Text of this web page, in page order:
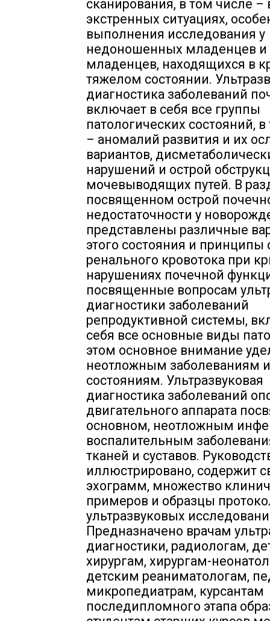
сканирования, в том числе –
экстренных ситуациях,
выполнения исследования у
недоношенных младенцев и
младенцев, находящихся в
тяжелом состоянии.
диагностика заболеваний
включает в себя все группы
патологических состояний,
– аномалий развития и их
вариантов,
нарушений и острой
мочевыводящих путей. В
посвященном острой
недостаточности у
представлены различные
этого состояния и принципы
ренального кровотока при
нарушениях почечной
посвященные вопросам
диагностики заболеваний
репродуктивной системы,
себя все основные виды
этом основное внимание
неотложным заболеваниям и
состояниям. Ультразвуковая
диагностика заболеваний
двигательного аппарата
основном, неотложным
воспалительным
тканей и суставов.
иллюстрировано, содержит
эхограмм, множество
примеров и образцы
ультразвуковых
Предназначено врачам
диагностики, радиологам,
хирургам, хирургам-
детским реаниматологам,
микропедиатрам, курсантам
последипломного этапа